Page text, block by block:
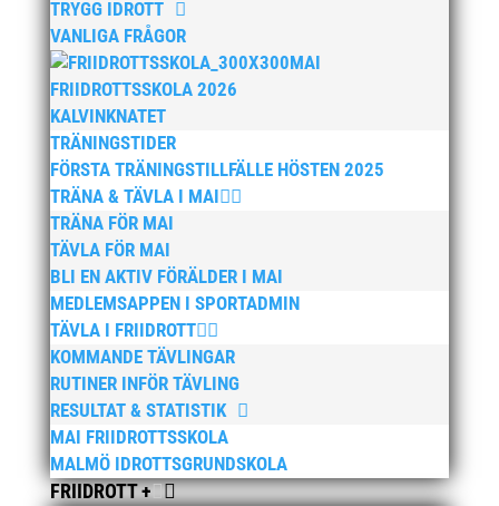
TRYGG IDROTT
VANLIGA FRÅGOR
MAI
FRIIDROTTSSKOLA 2026
KALVINKNATET
TRÄNINGSTIDER
FÖRSTA TRÄNINGSTILLFÄLLE HÖSTEN 2025
TRÄNA & TÄVLA I MAI
TRÄNA FÖR MAI
TÄVLA FÖR MAI
BLI EN AKTIV FÖRÄLDER I MAI
MEDLEMSAPPEN I SPORTADMIN
TÄVLA I FRIIDROTT
KOMMANDE TÄVLINGAR
RUTINER INFÖR TÄVLING
RESULTAT & STATISTIK
MAI FRIIDROTTSSKOLA
MALMÖ IDROTTSGRUNDSKOLA
FRIIDROTT +